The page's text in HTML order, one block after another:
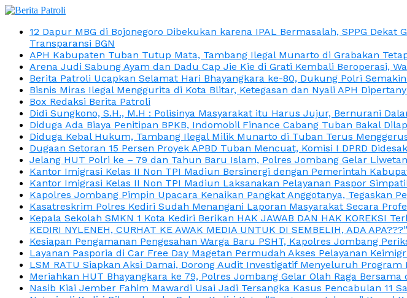
12 Dapur MBG di Bojonegoro Dibekukan karena IPAL Bermasalah, SPPG
Transparansi BGN
APH Kabupaten Tuban Tutup Mata, Tambang Ilegal Munarto di Grabakan
Arena Judi Sabung Ayam dan Dadu Cap Jie Kie di Grati Kembali Beroperasi,
Berita Patroli Ucapkan Selamat Hari Bhayangkara ke-80, Dukung Polri
Bisnis Miras Ilegal Menggurita di Kota Blitar, Ketegasan dan Nyali APH
Box Redaksi Berita Patroli
Didi Sungkono, S.H., M.H : Polisinya Masyarakat itu Harus Jujur, Bernurani
Diduga Ada Biaya Penitipan BPKB, Indomobil Finance Cabang Tuban Bakal
Diduga Kebal Hukum, Tambang Ilegal Milik Munarto di Tuban Terus
Dugaan Setoran 15 Persen Proyek APBD Tuban Mencuat, Komisi I DPRD
Jelang HUT Polri ke – 79 dan Tahun Baru Islam, Polres Jombang Gelar
Kantor Imigrasi Kelas II Non TPI Madiun Bersinergi dengan Pemerintah
Kantor Imigrasi Kelas II Non TPI Madiun Laksanakan Pelayanan Paspor
Kapolres Jombang Pimpin Upacara Kenaikan Pangkat Anggotanya, Tegaskan
Kasatreskrim Polres Kediri Sudah Menangani Laporan Masyarakat Secara
Kepala Sekolah SMKN 1 Kota Kediri Berikan HAK JAWAB DAN HAK KOREKSI
KEDIRI NYLENEH, CURHAT KE AWAK MEDIA UNTUK DI SEMBELIH, ADA APA???”
Kesiapan Pengamanan Pengesahan Warga Baru PSHT, Kapolres Jombang
Layanan Pasporia di Car Free Day Magetan Permudah Akses Pelayanan
LSM RATU Siapkan Aksi Damai, Dorong Audit Investigatif Menyeluruh Program
Meriahkan HUT Bhayangkara ke 79, Polres Jombang Gelar Olah Raga Bersama
Nasib Kiai Jember Fahim Mawardi Usai Jadi Tersangka Kasus Pencabulan 11